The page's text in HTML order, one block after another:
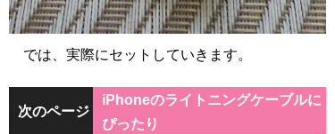
では、実際にセットしていきます。
次のページ
iPhoneのライトニングケーブルに
ぴったり